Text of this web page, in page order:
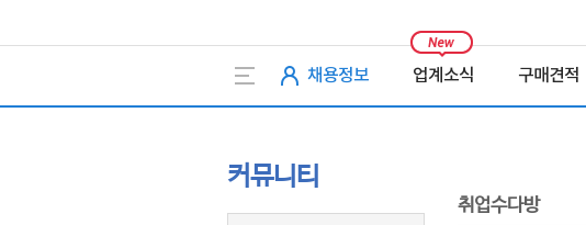
채용정보 업계소식 구매견적
커뮤니티
취업수다방